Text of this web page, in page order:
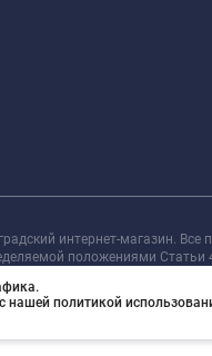
интернет-магазин. Все
положениями Статьи
нашей политикой